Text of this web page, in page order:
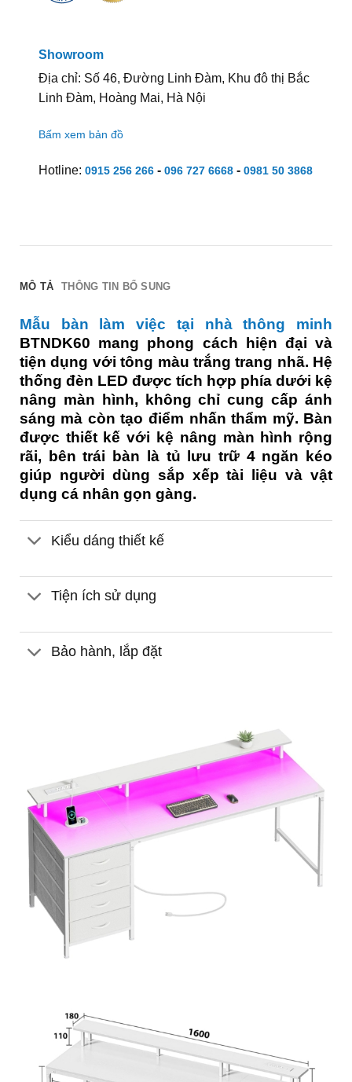
Showroom
Địa chỉ: Số 46, Đường Linh Đàm, Khu đô thị Bắc
Linh Đàm, Hoàng Mai, Hà Nội
Bấm xem bản đồ
Hotline: 0915 256 266- 096 727 6668- 0981 50 3868
MÔ TẢ THÔNG TIN BỔ SUNG
Mẫu bàn làm việc tại nhà thông minh
BTNDK60 mang phong cách hiện đại và
tiện dụng với tông màu trắng trang nhã. Hệ
thống đèn LED được tích hợp phía dưới kệ
nâng màn hình, không chỉ cung cấp ánh
sáng mà còn tạo điểm nhấn thẩm mỹ. Bàn
được thiết kế với kệ nâng màn hình rộng
rãi, bên trái bàn là tủ lưu trữ 4 ngăn kéo
giúp người dùng sắp xếp tài liệu và vật
dụng cá nhân gọn gàng.
Kiểu dáng thiết kế
Tiện ích sử dụng
Bảo hành, lắp đặt